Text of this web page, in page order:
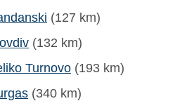
(127 km)
(132 km)
Turnovo (193 km)
(340 km)